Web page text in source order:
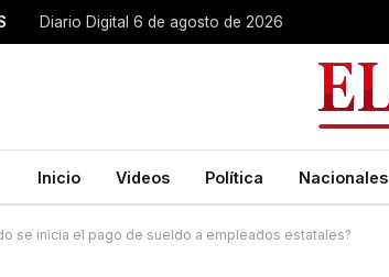
Diario Digital 6 de agosto de 2026
Inicio Videos Política Nacionales
se inicia el pago de sueldo a empleados estatales?